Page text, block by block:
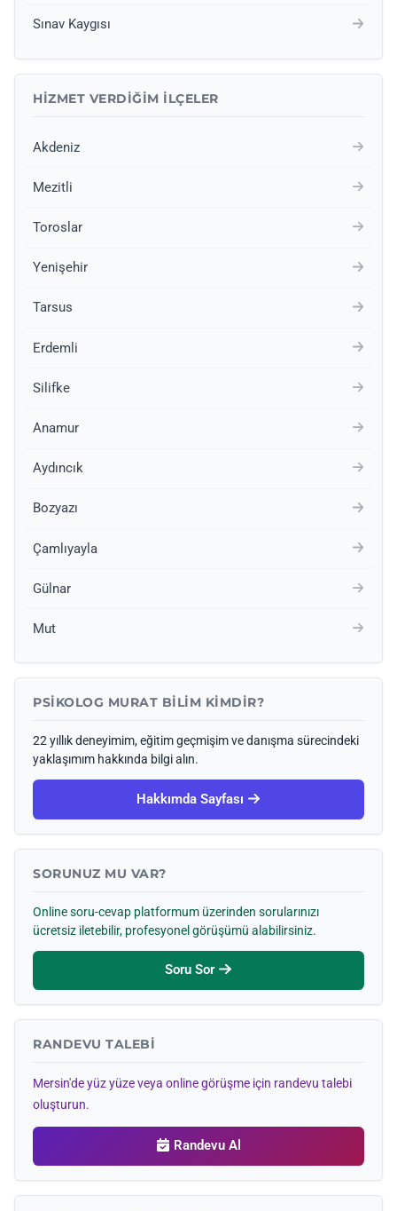
Sınav Kaygısı
HIZMET VERDIĞIM İLÇELER
Akdeniz
Mezitli
Toroslar
Yenişehir
Tarsus
Erdemli
Silifke
Anamur
Aydıncık
Bozyazı
Çamlıyayla
Gülnar
Mut
PSIKOLOG MURAT BILIM KIMDIR?
22 yıllık deneyimim, eğitim geçmişim ve danışma sürecindeki
yaklaşımım hakkında bilgi alın.
Hakkımda Sayfası
SORUNUZ MU VAR?
Online soru-cevap platformum üzerinden sorularınızı
ücretsiz iletebilir, profesyonel görüşümü alabilirsiniz.
Soru Sor
RANDEVU TALEBI
Mersin'de yüz yüze veya online görüşme için randevu talebi
oluşturun.
Randevu Al